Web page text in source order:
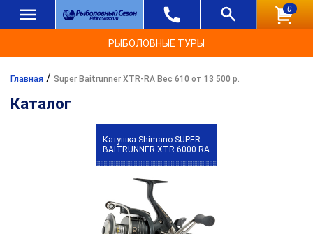
0
РЫБОЛОВНЫЕ ТУРЫ
Главная / Super Baitrunner XTR-RA Вес 610 от 13 500 р.
Каталог
Катушка Shimano SUPER
BAITRUNNER XTR 6000 RA